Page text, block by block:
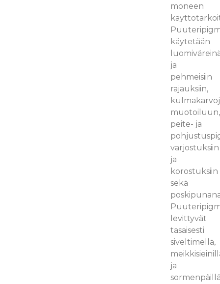
moneen
käytetään
ja
pehmeisiin
rajauksiin,
muotoiluun,
peite- ja
varjostuksiin
ja
korostuksiin
sekä
levittyvät
tasaisesti
siveltimellä,
ja